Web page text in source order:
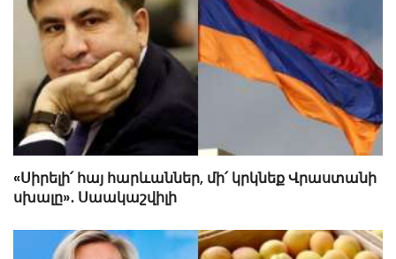
«Սիրելի՛ հայ հարևաններ, մի՛ կրկնեք Վրաստանի
սխալը»․ Սաակաշվիլի